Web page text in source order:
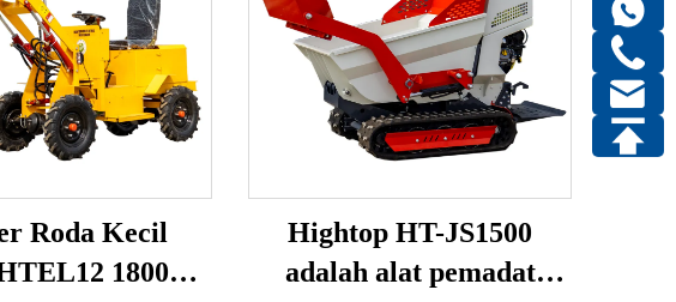
Roda Kecil
1800W
Hightop HT-JS1500
adalah alat pemadat